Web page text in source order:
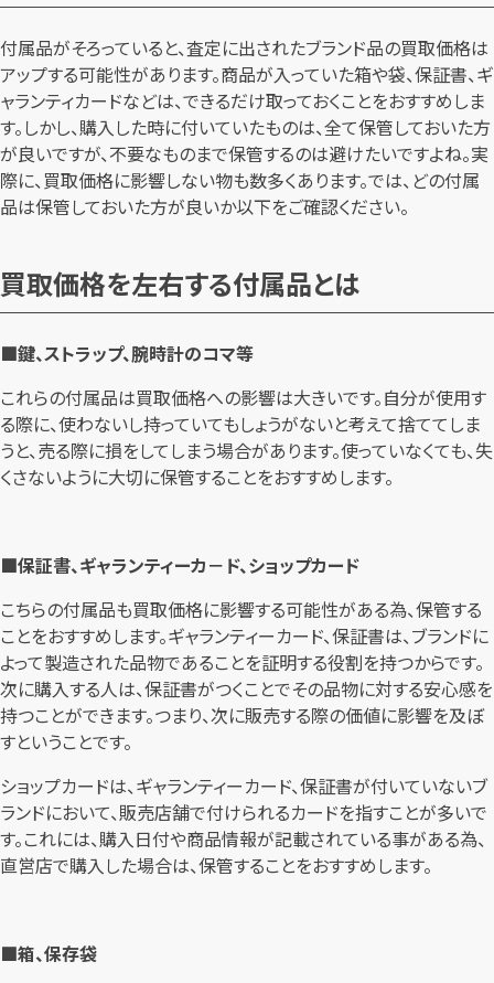
付属品がそろっていると、査定に出されたブランド品の買取価格は
アップする可能性があります。商品が入っていた箱や袋、保証書、ギ
ャランティカードなどは、できるだけ取っておくことをおすすめしま
す。しかし、購入した時に付いていたものは、全て保管しておいた方
が良いですが、不要なものまで保管するのは避けたいですよね。実
際に、買取価格に影響しない物も数多くあります。では、どの付属
品は保管しておいた方が良いか以下をご確認ください。
買取価格を左右する付属品とは
■鍵、ストラップ、腕時計のコマ等
これらの付属品は買取価格への影響は大きいです。自分が使用す
る際に、使わないし持っていてもしょうがないと考えて捨ててしま
うと、売る際に損をしてしまう場合があります。使っていなくても、失
くさないように大切に保管することをおすすめします。
■保証書、ギャランティーカ－ド、ショップカード
こちらの付属品も買取価格に影響する可能性がある為、保管する
ことをおすすめします。ギャランティーカード、保証書は、ブランドに
よって製造された品物であることを証明する役割を持つからです。
次に購入する人は、保証書がつくことでその品物に対する安心感を
持つことができます。つまり、次に販売する際の価値に影響を及ぼ
すということです。
ショップカードは、ギャランティーカード、保証書が付いていないブ
ランドにおいて、販売店舗で付けられるカードを指すことが多いで
す。これには、購入日付や商品情報が記載されている事がある為、
直営店で購入した場合は、保管することをおすすめします。
■箱、保存袋